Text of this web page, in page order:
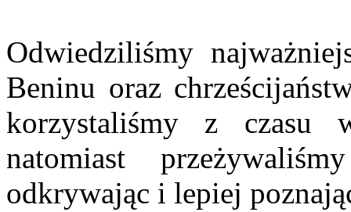
Odwiedziliśmy
Beninu oraz
korzystaliśmy z czasu
natomiast
odkrywając i lepiej